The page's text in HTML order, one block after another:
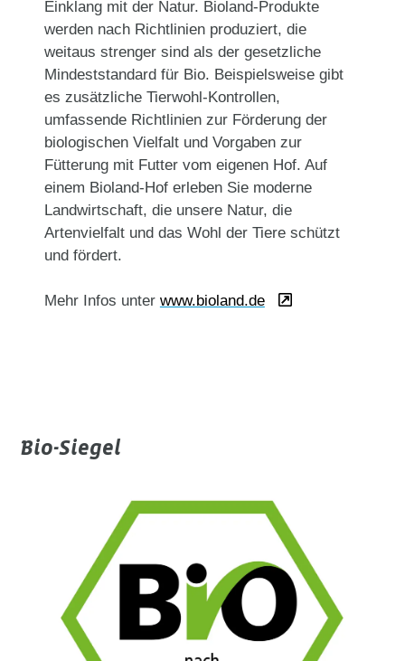
Einklang mit der Natur. Bioland-Produkte
werden nach Richtlinien produziert, die
weitaus strenger sind als der gesetzliche
Mindeststandard für Bio. Beispielsweise gibt
es zusätzliche Tierwohl-Kontrollen,
umfassende Richtlinien zur Förderung der
biologischen Vielfalt und Vorgaben zur
Fütterung mit Futter vom eigenen Hof. Auf
einem Bioland-Hof erleben Sie moderne
Landwirtschaft, die unsere Natur, die
Artenvielfalt und das Wohl der Tiere schützt
und fördert.
Mehr Infos unter www.bioland.de
Bio-Siegel